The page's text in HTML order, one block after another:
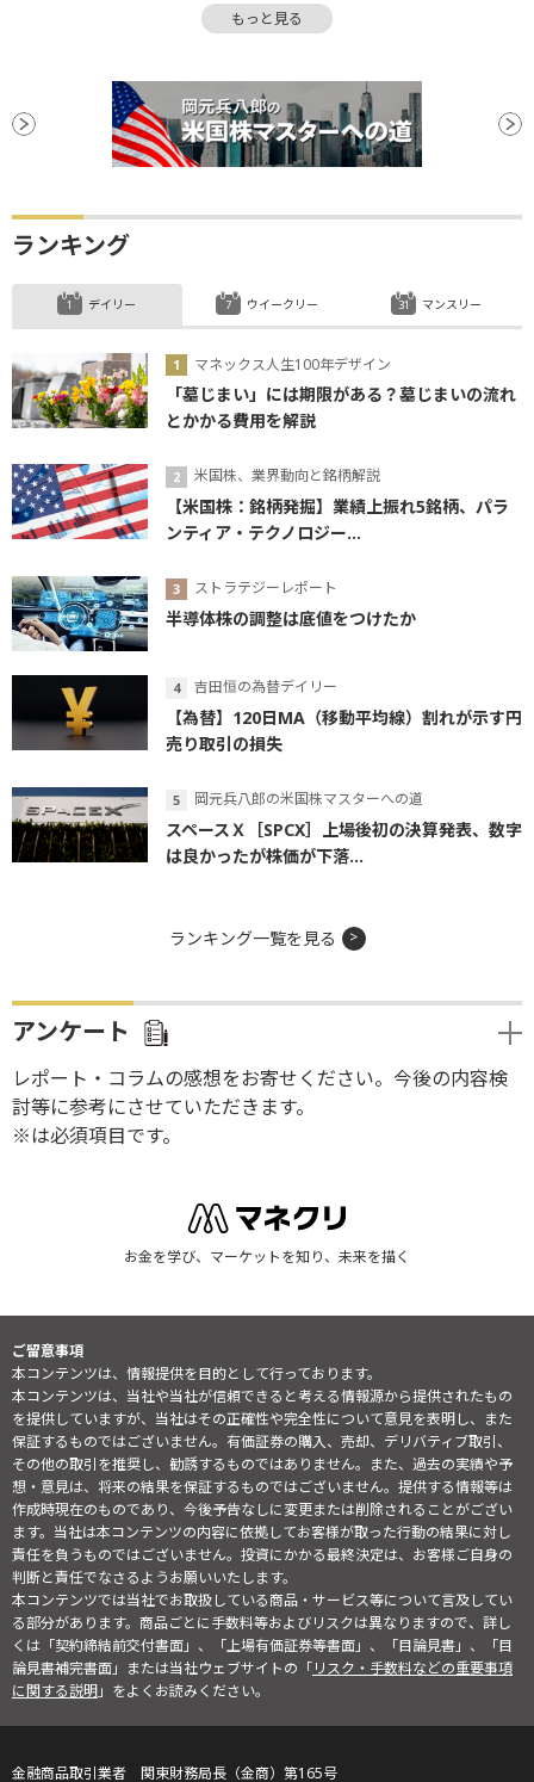
個人投資家 CEO
時価総額
バリュエーション
目論見書
もっと見る
ランキング
デイリー
マネックス人生100年デザイン
「墓じまい」には期限がある？墓じまいの流れ
とかかる費用を解説
米国株、業界動向と銘柄解説
【米国株：銘柄発掘】業績上振れ5銘柄、パラ
ンティア・テクノロジー...
ストラテジーレポート
半導体株の調整は底値をつけたか
吉田恒の為替デイリー
【為替】120日MA（移動平均線）割れが示す円
売り取引の損失
岡元兵八郎の米国株マスターへの道
スペースＸ［SPCX］上場後初の決算発表、数字
は良かったが株価が下落...
ウイークリー マンスリー
ランキング一覧を見る
アンケート
レポート・コラムの感想をお寄せください。今後の内容検
討等に参考にさせていただきます。
※は必須項目です。
お金を学び、マーケットを知り、未来を描く
ご留意事項
本コンテンツは、情報提供を目的として行っております。
本コンテンツは、当社や当社が信頼できると考える情報源から提供されたもの
を提供していますが、当社はその正確性や完全性について意見を表明し、また
保証するものではございません。有価証券の購入、売却、デリバティブ取引、
その他の取引を推奨し、勧誘するものではありません。また、過去の実績や予
想・意見は、将来の結果を保証するものではございません。提供する情報等は
作成時現在のものであり、今後予告なしに変更または削除されることがござい
ます。当社は本コンテンツの内容に依拠してお客様が取った行動の結果に対し
責任を負うものではございません。投資にかかる最終決定は、お客様ご自身の
判断と責任でなさるようお願いいたします。
本コンテンツでは当社でお取扱している商品・サービス等について言及してい
る部分があります。商品ごとに手数料等およびリスクは異なりますので、詳し
くは「契約締結前交付書面」、「上場有価証券等書面」、「目論見書」、「目
論見書補完書面」または当社ウェブサイトの「リスク・手数料などの重要事項
に関する説明」をよくお読みください。
金融商品取引業者 関東財務局長（金商）第165号